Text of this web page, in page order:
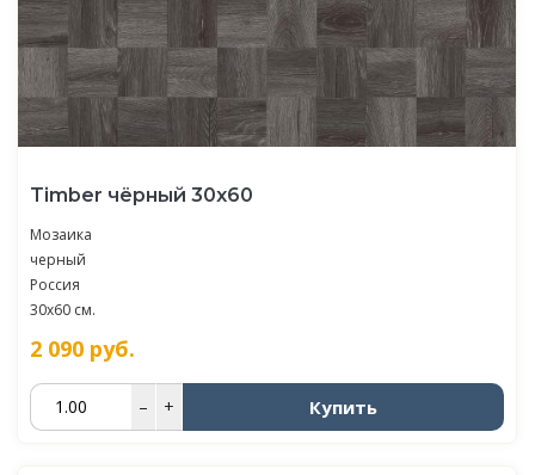
Timber чёрный 30х60
Мозаика
черный
Россия
30x60 см.
2 090 руб.
– + Купить